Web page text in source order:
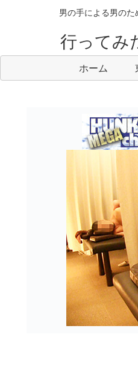
男の手による男の
行ってみ
ホーム